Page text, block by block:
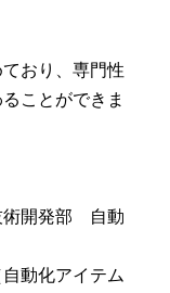
おり、専門性
ことができま
開発部 自動
動化アイテム